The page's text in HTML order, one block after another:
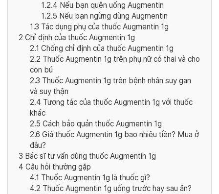
1.2.4 Nếu bạn quên uống Augmentin
1.2.5 Nếu bạn ngừng dùng Augmentin
1.3 Tác dụng phụ của thuốc Augmentin 1g
2 Chỉ định của thuốc Augmentin 1g
2.1 Chống chỉ định của thuốc Augmentin 1g
2.2 Thuốc Augmentin 1g trên phụ nữ có thai và cho
con bú
2.3 Thuốc Augmentin 1g trên bệnh nhân suy gan
và suy thận
2.4 Tương tác của thuốc Augmentin 1g với thuốc
khác
2.5 Cách bảo quản thuốc Augmentin 1g
2.6 Giá thuốc Augmentin 1g bao nhiêu tiền? Mua ở
đâu?
3 Bác sĩ tư vấn dùng thuốc Augmentin 1g
4 Câu hỏi thường gặp
4.1 Thuốc Augmentin 1g là thuốc gì?
4.2 Thuốc Augmentin 1g uống trước hay sau ăn?